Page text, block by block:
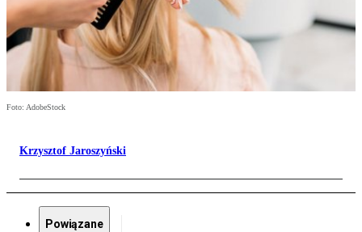
Foto: AdobeStock
Krzysztof Jaroszyński
Powiązane